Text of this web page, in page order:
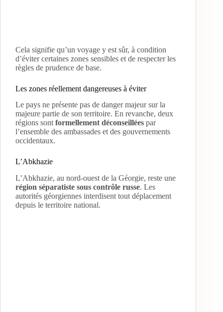
Cela signifie qu’un voyage y est sûr, à condition
d’éviter certaines zones sensibles et de respecter les
règles de prudence de base.
Les zones réellement dangereuses à éviter
Le pays ne présente pas de danger majeur sur la
majeure partie de son territoire. En revanche, deux
régions sont formellement déconseillées par
l’ensemble des ambassades et des gouvernements
occidentaux.
L’Abkhazie
L’Abkhazie, au nord-ouest de la Géorgie, reste une
région séparatiste sous contrôle russe. Les
autorités géorgiennes interdisent tout déplacement
depuis le territoire national.